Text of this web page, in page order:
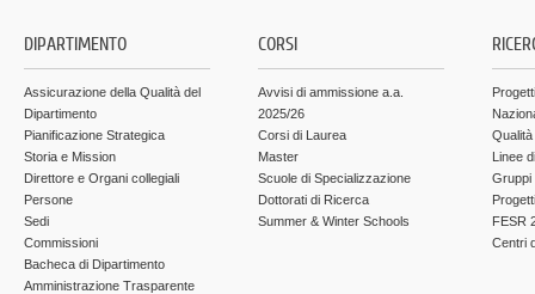
DIPARTIMENTO
Assicurazione della Qualità del
Dipartimento
Pianificazione Strategica
Storia e Mission
Direttore e Organi collegiali
Persone
Sedi
Commissioni
Bacheca di Dipartimento
Amministrazione Trasparente
CORSI
Avvisi di ammissione a.a.
2025/26
Corsi di Laurea
Master
Scuole di Specializzazione
Dottorati di Ricerca
Summer & Winter Schools
Linee
Gruppi
FESR
Centri